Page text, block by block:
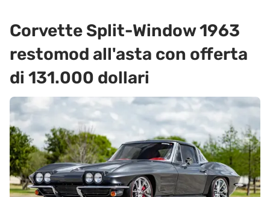
Corvette Split-Window 1963
restomod all'asta con offerta
di 131.000 dollari